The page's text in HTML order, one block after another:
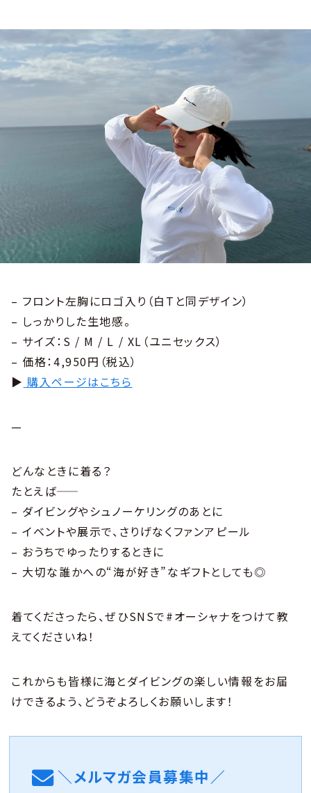
– フロント左胸にロゴ入り（白Tと同デザイン）
– しっかりした生地感。
– サイズ：S / M / L / XL（ユニセックス）
– 価格：4,950円（税込）
▶ 購入ページはこちら
—
どんなときに着る？
たとえば――
– ダイビングやシュノーケリングのあとに
– イベントや展示で、さりげなくファンアピール
– おうちでゆったりするときに
– 大切な誰かへの“海が好き”なギフトとしても◎
着てくださったら、ぜひSNSで#オーシャナをつけて教
えてくださいね！
これからも皆様に海とダイビングの楽しい情報をお届
けできるよう、どうぞよろしくお願いします！
＼メルマガ会員募集中／